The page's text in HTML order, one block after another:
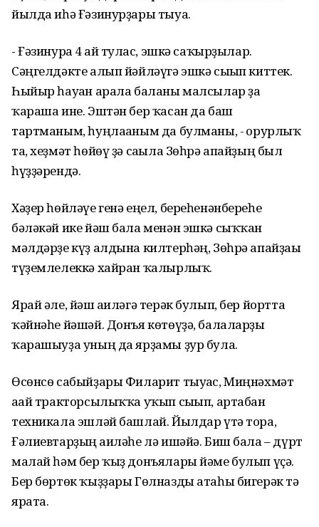
йылда иһә Ғәзинурҙары тыуа.
- Ғәзинурға 4 ай тулғас, эшкә саҡырҙылар.
Сәңгелдәкте алып йәйләүгә эшкә сығып киттек.
Һыйыр һауған арала баланы малсылар ҙа
ҡараша ине. Эштән бер ҡасан да баш
тартманым, һуңлағаным да булманы, - ғорурлыҡ
та, хеҙмәт һөйөү ҙә сағыла Зөһрә апайҙың был
һүҙҙәрендә.
Хәҙер һөйләүе генә еңел, береһенәнбереһе
бәләкәй ике йәш бала менән эшкә сыҡҡан
мәлдәрҙе күҙ алдына килтерһәң, Зөһрә апайҙағы
түҙемлелеккә хайран ҡалырлыҡ.
Ярай әле, йәш ғаиләгә терәк булып, бер йортта
ҡәйнәһе йәшәй. Донъя көтөүҙә, балаларҙы
ҡарашыуҙа уның да ярҙамы ҙур була.
Өсөнсө сабыйҙары Филарит тыуғас, Миңнәхмәт
ағай тракторсылыҡҡа уҡып сығып, артабан
техникала эшләй башлай. Йылдар үтә тора,
Ғәлиевтарҙың ғаиләһе лә ишәйә. Биш бала – дүрт
малай һәм бер ҡыҙ донъялары йәме булып үҫә.
Бер бөртөк ҡыҙҙары Гөлназды атаһы бигерәк тә
ярата.